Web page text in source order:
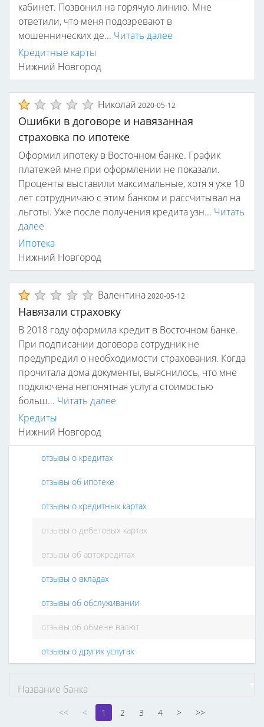
кабинет. Позвонил на горячую линию. Мне
ответили, что меня подозревают в
мошеннических де... Читать далее
Кредитные карты
Нижний Новгород
Николай 2020-05-12
Ошибки в договоре и навязанная
страховка по ипотеке
Оформил ипотеку в Восточном банке. График
платежей мне при оформлении не показали.
Проценты выставили максимальные, хотя я уже 10
лет сотрудничаю с этим банком и рассчитывал на
льготы. Уже после получения кредита узн... Читать
далее
Ипотека
Нижний Новгород
Валентина2020-05-12
Навязали страховку
В 2018 году оформила кредит в Восточном банке.
При подписании договора сотрудник не
предупредил о необходимости страхования. Когда
прочитала дома документы, выяснилось, что мне
подключена непонятная услуга стоимостью
больш... Читать далее
Кредиты
Нижний Новгород
отзывы о кредитах
отзывы об ипотеке
отзывы о кредитных картах
отзывы о дебетовых картах
отзывы об автокредитах
отзывы о вкладах
отзывы об обслуживании
отзывы об обмене валют
отзывы о других услугах
Название банка
<< < 1 2 3 4 > >>